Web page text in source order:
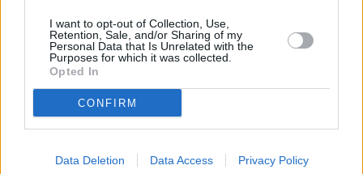
I want to opt-out of Collection, Use,
Retention, Sale, and/or Sharing of my
Personal Data that Is Unrelated with the
Purposes for which it was collected.
Opted In
CONFIRM
Data Deletion Data Access Privacy Policy